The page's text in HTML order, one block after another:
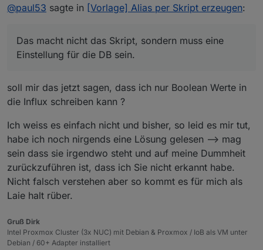
@paul53 sagte in [Vorlage] Alias per Skript erzeugen:
Das macht nicht das Skript, sondern muss eine
Einstellung für die DB sein.
soll mir das jetzt sagen, dass ich nur Boolean Werte in
die Influx schreiben kann ?
Ich weiss es einfach nicht und bisher, so leid es mir tut,
habe ich noch nirgends eine Lösung gelesen --> mag
sein dass sie irgendwo steht und auf meine Dummheit
zurückzuführen ist, dass ich Sie nicht erkannt habe.
Nicht falsch verstehen aber so kommt es für mich als
Laie halt rüber.
Gruß Dirk
Intel Proxmox Cluster (3x NUC) mit Debian & Proxmox / IoB als VM unter
Debian / 60+ Adapter installiert